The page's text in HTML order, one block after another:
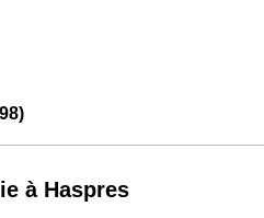
à Haspres